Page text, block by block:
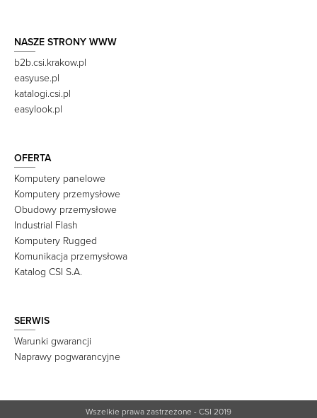
NASZE STRONY WWW
b2b.csi.krakow.pl
easyuse.pl
katalogi.csi.pl
easylook.pl
OFERTA
Komputery panelowe
Komputery przemysłowe
Obudowy przemysłowe
Industrial Flash
Komputery Rugged
Komunikacja przemysłowa
Katalog CSI S.A.
SERWIS
Warunki gwarancji
Naprawy pogwarancyjne
Wszelkie prawa zastrzeżone - CSI 2019